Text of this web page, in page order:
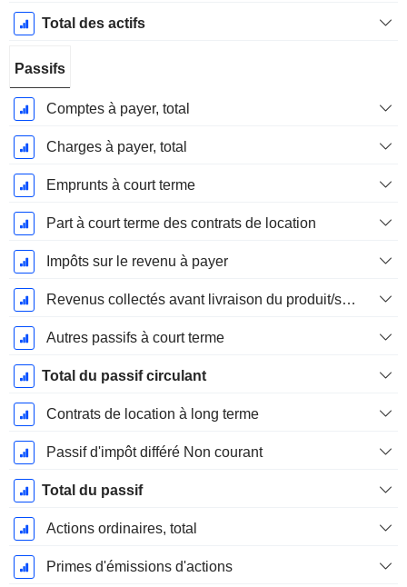
Total des actifs
Passifs
Comptes à payer, total
Charges à payer, total
Emprunts à court terme
Part à court terme des contrats de location
Impôts sur le revenu à payer
Revenus collectés avant livraison du produit/service
Autres passifs à court terme
Total du passif circulant
Contrats de location à long terme
Passif d'impôt différé Non courant
Total du passif
Actions ordinaires, total
Primes d'émissions d'actions